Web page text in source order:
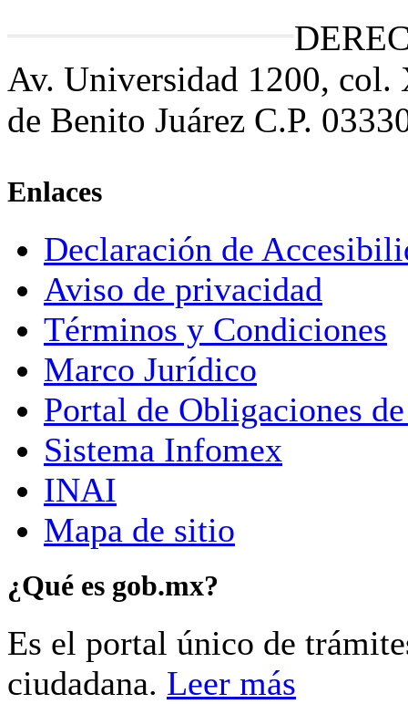
Av. Universidad 1200,
de Benito Juárez C.P.
Enlaces
Declaración de
Aviso de privacidad
Términos y Condiciones
Marco Jurídico
Portal de Obligaciones
Sistema Infomex
INAI
Mapa de sitio
¿Qué es gob.mx?
Es el portal único de
ciudadana. Leer más